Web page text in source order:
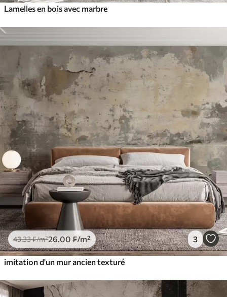
Lamelles en bois avec marbre
43.33₣/m²26 .00 ₣/m² 3
imitation d'un mur ancien texturé